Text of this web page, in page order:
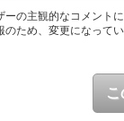
の主観的なコメントに
のため、変更になって